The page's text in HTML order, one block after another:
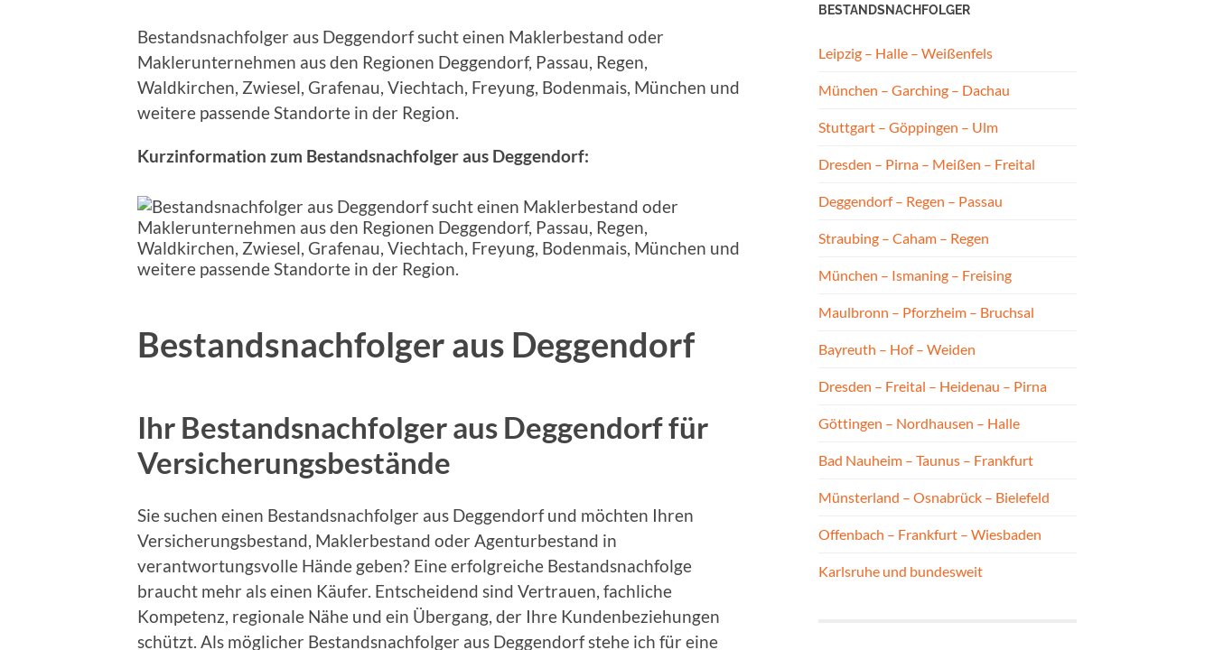
Bestandsnachfolger aus Deggendorf sucht einen Maklerbestand oder
Maklerunternehmen aus den Regionen Deggendorf, Passau, Regen,
Waldkirchen, Zwiesel, Grafenau, Viechtach, Freyung, Bodenmais, München und
weitere passende Standorte in der Region.
Kurzinformation zum Bestandsnachfolger aus Deggendorf:
Bestandsnachfolger aus Deggendorf
Ihr Bestandsnachfolger aus Deggendorf für
Versicherungsbestände
Sie suchen einen Bestandsnachfolger aus Deggendorf und möchten Ihren
Versicherungsbestand, Maklerbestand oder Agenturbestand in
verantwortungsvolle Hände geben? Eine erfolgreiche Bestandsnachfolge
braucht mehr als einen Käufer. Entscheidend sind Vertrauen, fachliche
Kompetenz, regionale Nähe und ein Übergang, der Ihre Kundenbeziehungen
schützt. Als möglicher Bestandsnachfolger aus Deggendorf stehe ich für eine
BESTANDSNACHFOLGER
Leipzig – Halle – Weißenfels
München – Garching – Dachau
Stuttgart – Göppingen – Ulm
Dresden – Pirna – Meißen – Freital
Deggendorf – Regen – Passau
Straubing – Caham – Regen
München – Ismaning – Freising
Maulbronn – Pforzheim – Bruchsal
Bayreuth – Hof – Weiden
Dresden – Freital – Heidenau – Pirna
Göttingen – Nordhausen – Halle
Bad Nauheim – Taunus – Frankfurt
Münsterland – Osnabrück – Bielefeld
Offenbach – Frankfurt – Wiesbaden
Karlsruhe und bundesweit